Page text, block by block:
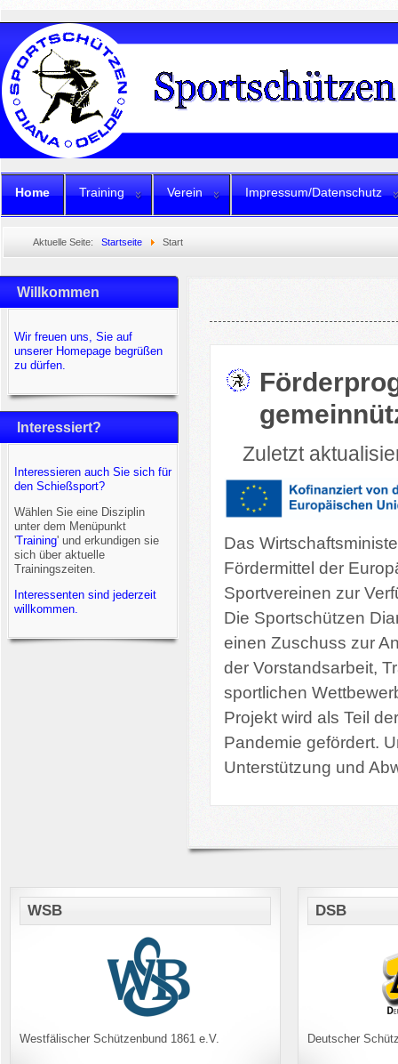
Home Training Verein Impressum/Datenschutz
Aktuelle Seite: Startseite Start
Willkommen
Wir freuen uns, Sie auf
unserer Homepage begrüßen
zu dürfen.
Interessiert?
Interessieren auch Sie sich für
den Schießsport?
Wählen Sie eine Disziplin
unter dem Menüpunkt
'Training' und erkundigen sie
sich über aktuelle
Trainingszeiten.
Interessenten sind jederzeit
willkommen.
Zuletzt
Das
Fördermittel der
Sportvereinen zur
Die Sportschützen
einen Zuschuss zur
der Vorstandsarbeit,
sportlichen
Projekt wird als Teil
Pandemie gefördert.
Unterstützung und
WSB
Westfälischer Schützenbund 1861 e.V.
DSB
Deutscher